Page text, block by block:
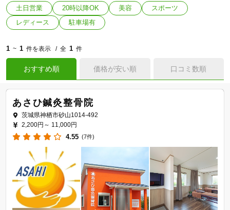
土日営業 20時以降OK 美容
スポーツ
レディース
駐車場有
1 ~ 1 件を表示 全 1 件
おすすめ順 価格が安い順 口コミ数順
あさひ鍼灸整骨院
茨城県神栖市砂山1014-492
2,200円～ 11,000円
4.55 (7件)